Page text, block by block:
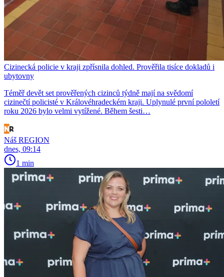
Cizinecká policie v kraji zpřísnila dohled. Prověřila tisíce dokladů i
ubytovny
Téměř devět set prověřených cizinců týdně mají na svědomí
cizinečtí policisté v Královéhradeckém kraji. Uplynulé první pololetí
roku 2026 bylo velmi vytížené. Během šesti…
Náš REGION
dnes, 09:14
1 min